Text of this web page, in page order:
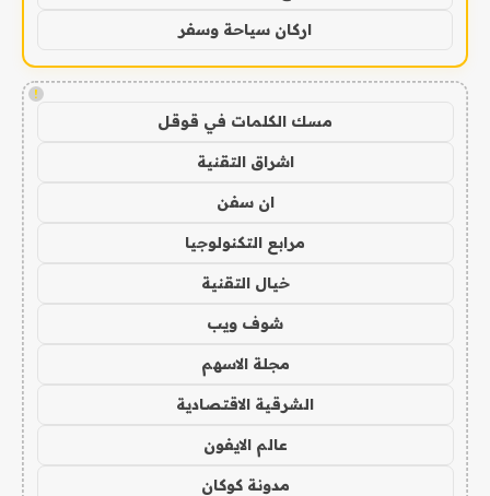
اركان سياحة وسفر
!
مسك الكلمات في قوقل
اشراق التقنية
ان سفن
مرابع التكنولوجيا
خيال التقنية
شوف ويب
مجلة الاسهم
الشرقية الاقتصادية
عالم الايفون
مدونة كوكان